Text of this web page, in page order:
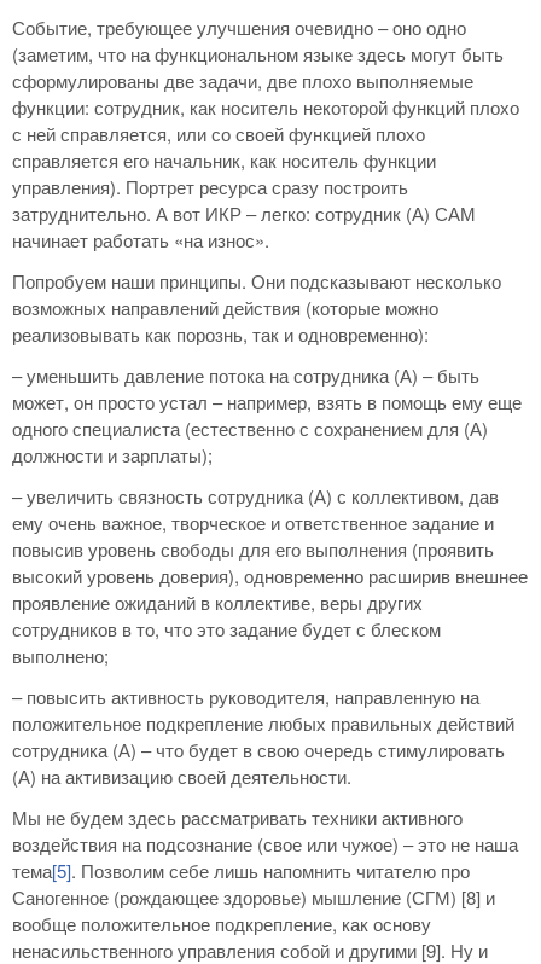
Событие, требующее улучшения очевидно – оно одно
(заметим, что на функциональном языке здесь могут быть
сформулированы две задачи, две плохо выполняемые
функции: сотрудник, как носитель некоторой функций плохо
с ней справляется, или со своей функцией плохо
справляется его начальник, как носитель функции
управления). Портрет ресурса сразу построить
затруднительно. А вот ИКР – легко: сотрудник (А) САМ
начинает работать «на износ».
Попробуем наши принципы. Они подсказывают несколько
возможных направлений действия (которые можно
реализовывать как порознь, так и одновременно):
– уменьшить давление потока на сотрудника (А) – быть
может, он просто устал – например, взять в помощь ему еще
одного специалиста (естественно с сохранением для (А)
должности и зарплаты);
– увеличить связность сотрудника (А) с коллективом, дав
ему очень важное, творческое и ответственное задание и
повысив уровень свободы для его выполнения (проявить
высокий уровень доверия), одновременно расширив внешнее
проявление ожиданий в коллективе, веры других
сотрудников в то, что это задание будет с блеском
выполнено;
– повысить активность руководителя, направленную на
положительное подкрепление любых правильных действий
сотрудника (А) – что будет в свою очередь стимулировать
(А) на активизацию своей деятельности.
Мы не будем здесь рассматривать техники активного
воздействия на подсознание (свое или чужое) – это не наша
тема[5]. Позволим себе лишь напомнить читателю про
Саногенное (рождающее здоровье) мышление (СГМ) [8] и
вообще положительное подкрепление, как основу
ненасильственного управления собой и другими [9]. Ну и